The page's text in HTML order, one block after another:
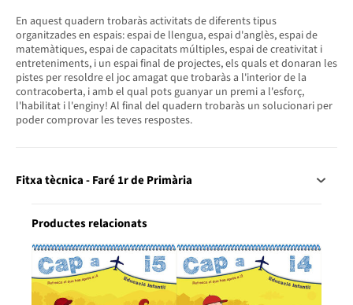
En aquest quadern trobaràs activitats de diferents tipus
organitzades en espais: espai de llengua, espai d'anglès, espai de
matemàtiques, espai de capacitats múltiples, espai de creativitat i
entreteniments, i un espai final de projectes, els quals et donaran les
pistes per resoldre el joc amagat que trobaràs a l'interior de la
contracoberta, i amb el qual pots guanyar un premi a l'esforç,
l'habilitat i l'enginy! Al final del quadern trobaràs un solucionari per
poder comprovar les teves respostes.
Fitxa tècnica - Faré 1r de Primària
Productes relacionats